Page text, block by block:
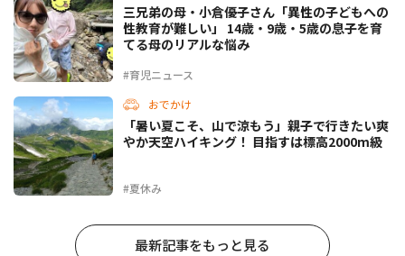
#育児ニュース
三兄弟の母・小倉優子さん「異性の子どもへの
性教育が難しい」 14歳・9歳・5歳の息子を育
てる母のリアルな悩み
おでかけ
#夏休み
「暑い夏こそ、山で涼もう」親子で行きたい爽
やか天空ハイキング！ 目指すは標高2000m級
最新記事をもっと見る